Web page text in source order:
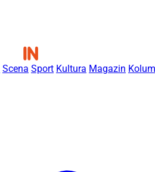
Scena Sport Kultura Magazin